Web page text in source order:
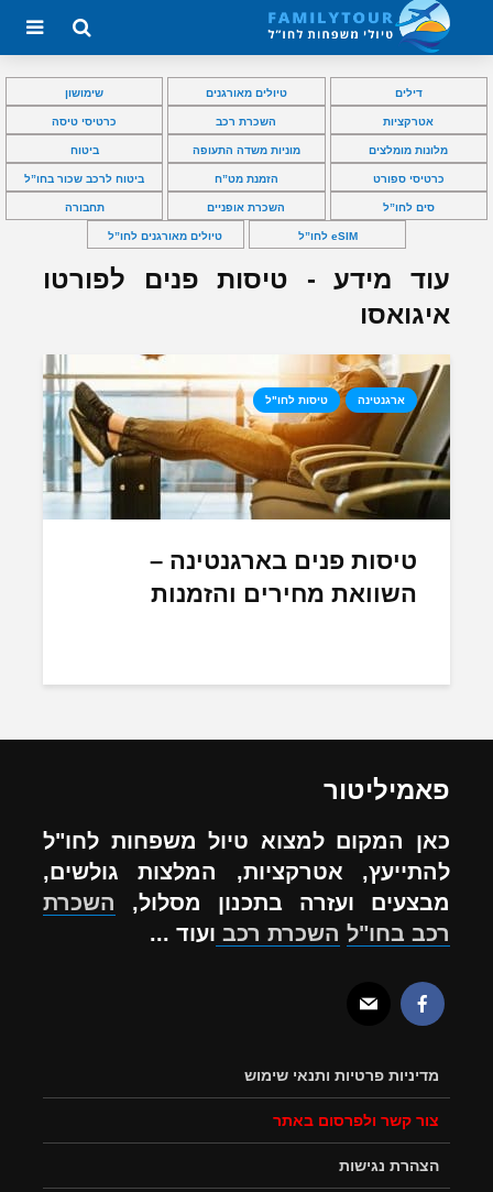
דילים טיולים מאורגנים שימושון
אטרקציות השכרת רכב כרטיסי טיסה
מלונות מומלצים מוניות משדה התעופה ביטוח
כרטיסי ספורט הזמנת מט”ח ביטוח לרכב שכור בחו”ל
סים לחו”ל השכרת אופניים תחבורה
eSIM לחו”ל טיולים מאורגנים לחו”ל
עוד מידע - טיסות פנים לפורטו
איגואסו
ארגנטינה טיסות לחו"ל
טיסות פנים בארגנטינה –
השוואת מחירים והזמנות
פאמיליטור
כאן המקום למצוא טיול משפחות לחו"ל
להתייעץ, אטרקציות, המלצות גולשים,
מבצעים ועזרה בתכנון מסלול, השכרת
רכב בחו"ל השכרת רכב ועוד ...
מדיניות פרטיות ותנאי שימוש
צור קשר ולפרסום באתר
הצהרת נגישות